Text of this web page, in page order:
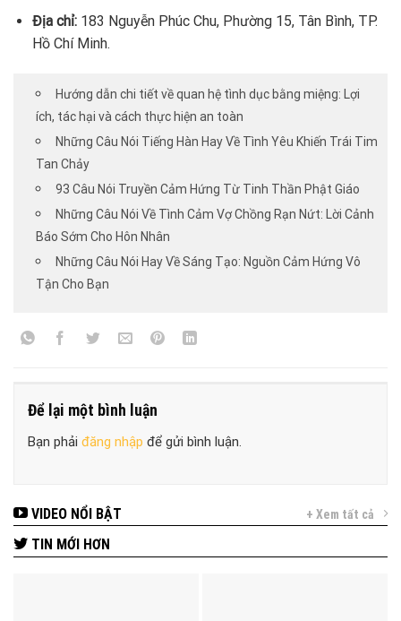
Địa chỉ:183 Nguyễn Phúc Chu, Phường 15, Tân Bình, TP.
Hồ Chí Minh.
Hướng dẫn chi tiết về quan hệ tình dục bằng miệng: Lợi
ích, tác hại và cách thực hiện an toàn
Những Câu Nói Tiếng Hàn Hay Về Tình Yêu Khiến Trái Tim
Tan Chảy
93 Câu Nói Truyền Cảm Hứng Từ Tinh Thần Phật Giáo
Những Câu Nói Về Tình Cảm Vợ Chồng Rạn Nứt: Lời Cảnh
Báo Sớm Cho Hôn Nhân
Những Câu Nói Hay Về Sáng Tạo: Nguồn Cảm Hứng Vô
Tận Cho Bạn
Để lại một bình luận
Bạn phải đăng nhập để gửi bình luận.
VIDEO NỔI BẬT + Xem tất cả
TIN MỚI HƠN